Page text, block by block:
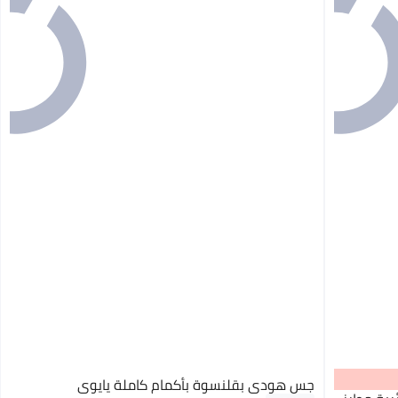
جس هودي بقلنسوة بأكمام كاملة يايوي